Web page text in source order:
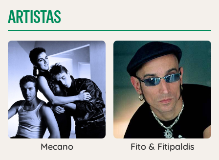
ARTISTAS
Mecano Fito & Fitipaldis